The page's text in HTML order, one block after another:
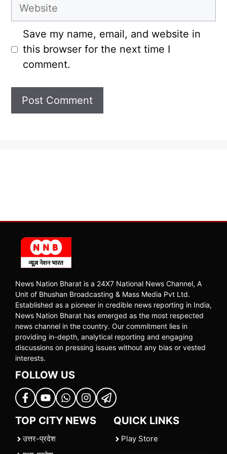
Save my name, email, and website in
this browser for the next time I
comment.
News Nation Bharat is a 24X7 National News Channel, A
Unit of Bhushan Broadcasting & Mass Media Pvt Ltd.
Established as a pioneer in credible news reporting in India,
News Nation Bharat has emerged as the most respected
news channel in the country. Our commitment lies in
providing in-depth, analytical reporting and engaging
discussions on pressing issues without any bias or vested
interests.
FOLLOW US
TOP CITY NEWS
उत्तर-प्रदेश
QUICK LINKS
Play Store